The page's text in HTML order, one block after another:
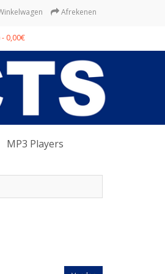
Afrekenen
0,00€
MP3 Players